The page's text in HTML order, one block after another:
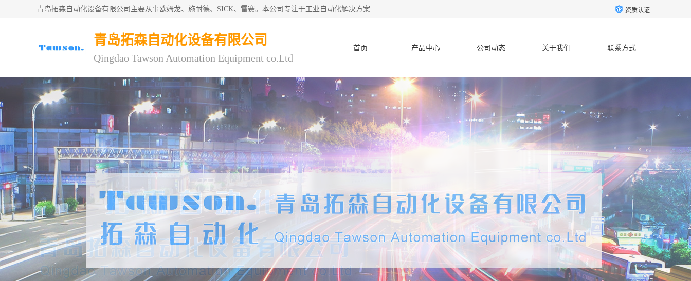
青岛拓森自动化设备有限公司主要从事欧姆龙、施耐德、SICK、雷赛。本公司专注于工业自动化解决方案 资质认证
青岛拓森自动化设备有限公司
Qingdao Tawson Automation Equipment co.Ltd
首页 产品中心 公司动态 关于我们 联系方式
人才招聘